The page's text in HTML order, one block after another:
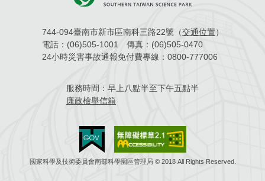
網站
場地借用
744-094臺南市新市區南科三路22號（交通位置）
電話： (06)505-1001 傳真： (06)505-0470
24小時災害事故通報免付費專線： 0800-777006
服務時間： 早上八點半至下午五點半
廉政檢舉信箱
國家科學及技術委員會南部科學園區管理局 © 2018 All Rights Reserved.